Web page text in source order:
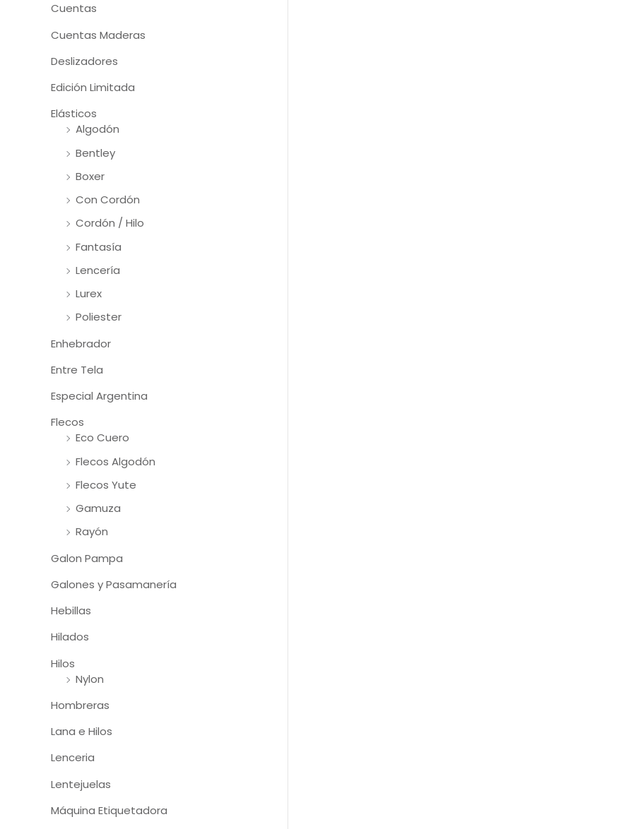
Cuentas
Cuentas Maderas
Deslizadores
Edición Limitada
Elásticos
Algodón
Bentley
Boxer
Con Cordón
Cordón / Hilo
Fantasía
Lencería
Lurex
Poliester
Enhebrador
Entre Tela
Especial Argentina
Flecos
Eco Cuero
Flecos Algodón
Flecos Yute
Gamuza
Rayón
Galon Pampa
Galones y Pasamanería
Hebillas
Hilados
Hilos
Nylon
Hombreras
Lana e Hilos
Lenceria
Lentejuelas
Máquina Etiquetadora